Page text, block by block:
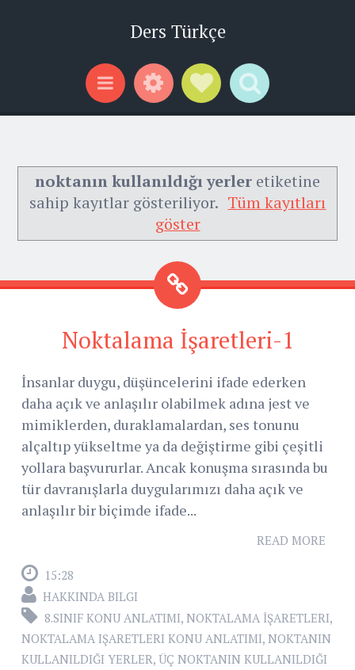
Ders Türkçe
Menu WidgetsSocial Links
Search
noktanın kullanıldığı yerler etiketine
sahip kayıtlar gösteriliyor. Tüm kayıtları
göster
Noktalama İşaretleri-1
İnsanlar duygu, düşüncelerini ifade ederken
daha açık ve anlaşılır olabilmek adına jest ve
mimiklerden, duraklamalardan, ses tonunu
alçaltıp yükseltme ya da değiştirme gibi çeşitli
yollara başvururlar. Ancak konuşma sırasında bu
tür davranışlarla duygularımızı daha açık ve
anlaşılır bir biçimde ifade...
READ MORE
15:28
HAKKINDA BILGI
8.SINIF KONU ANLATIMI, NOKTALAMA İŞARETLERI,
NOKTALAMA IŞARETLERI KONU ANLATIMI, NOKTANIN
KULLANILDIĞI YERLER, ÜÇ NOKTANIN KULLANILDIĞI